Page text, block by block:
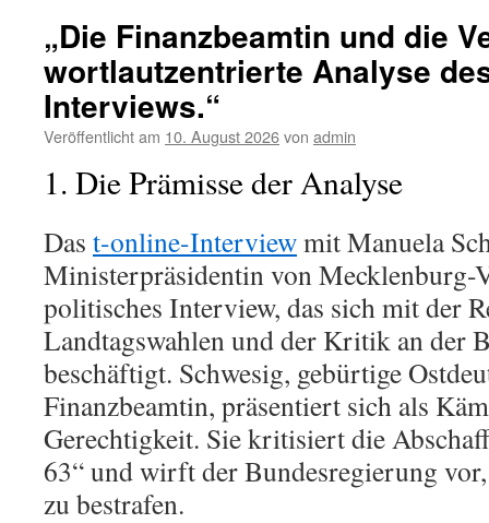
Martin
Sichert
–
„Die Finanzbeamtin und die
wortlautzentrierte Analyse
Interviews.“
Veröffentlicht am 10. August 2026von admin
1. Die Prämisse der Analyse
Das t-online-Interviewmit Manuela
Ministerpräsidentin von Mecklenburg-
politisches Interview, das sich mit der
Landtagswahlen und der Kritik an der
beschäftigt. Schwesig, gebürtige
Finanzbeamtin, präsentiert sich als
Gerechtigkeit. Sie kritisiert die
63“ und wirft der Bundesregierung
zu bestrafen.